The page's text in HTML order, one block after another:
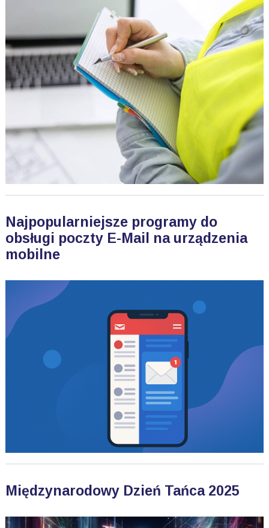
Najpopularniejsze programy do
obsługi poczty E-Mail na urządzenia
mobilne
Międzynarodowy Dzień Tańca 2025